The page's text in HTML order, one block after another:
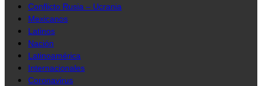
Conflicto Rusia – Ucrania
Mexicanos
Latinos
Nación
Latinoamérica
Internacionales
Coronavirus